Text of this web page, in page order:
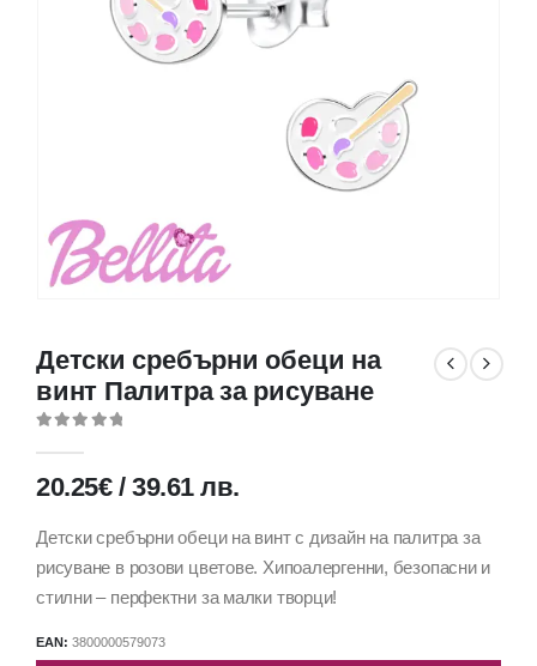
Детски сребърни обеци на
винт Палитра за рисуване
20.25€ /39.61лв.
Детски сребърни обеци на винт с дизайн на палитра за
рисуване в розови цветове. Хипоалергенни, безопасни и
стилни – перфектни за малки творци!
EAN: 3800000579073